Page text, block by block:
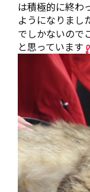
は積極的に終わ
ようになりまし
でしかないので
と思っています